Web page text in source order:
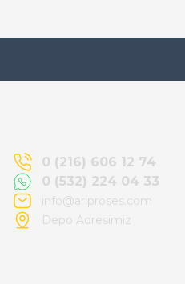
Paketleme özenliydi,
Alışveriş süreci de hızlı
0 (216) 606 12 74
0 (532) 224 04 33
info@ariproses.com
Depo Adresimiz